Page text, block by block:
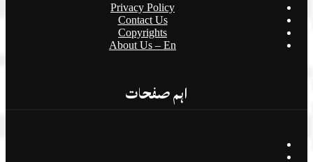
Privacy Policy
Contact Us
Copyrights
About Us – En
اہم صفحات